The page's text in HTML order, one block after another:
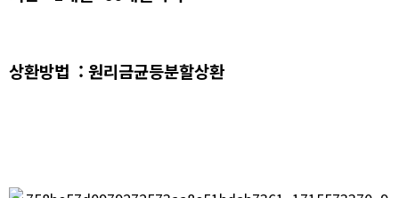
상환방법 : 원리금균등분할상환